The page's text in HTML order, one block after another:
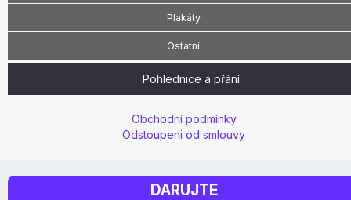
Plakáty
Ostatní
Pohlednice a přání
Obchodní podmínky
Odstoupeni od smlouvy
DARUJTE